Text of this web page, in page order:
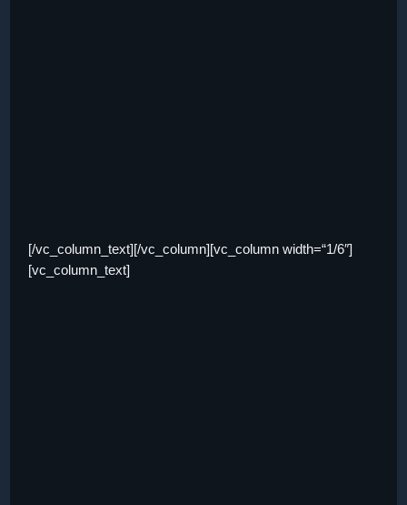
[/vc_column_text][/vc_column][vc_column width=“1/6″]
[vc_column_text]